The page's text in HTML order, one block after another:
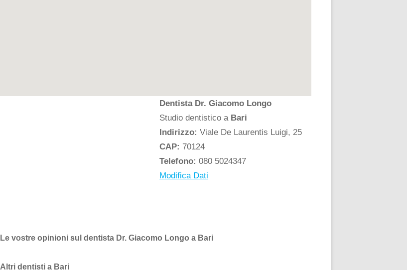
Dentista Dr. Giacomo Longo
Studio dentistico a Bari
Indirizzo: Viale De Laurentis Luigi, 25
CAP: 70124
Telefono: 080 5024347
Modifica Dati
Le vostre opinioni sul dentista Dr. Giacomo Longo a Bari
Altri dentisti a Bari